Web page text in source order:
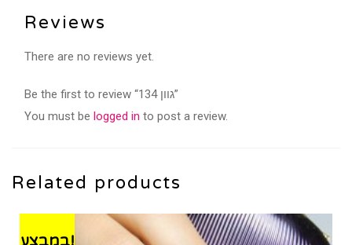
Reviews
There are no reviews yet.
Be the first to review “גוון 134”
You must be logged in to post a review.
Related products
במבצע!